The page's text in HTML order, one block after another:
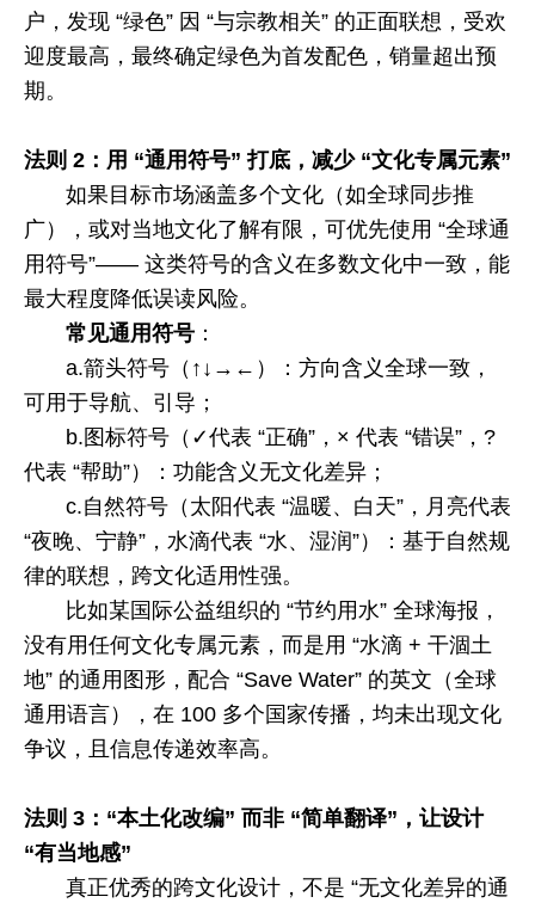
户，发现 “绿色” 因 “与宗教相关” 的正面联想，受欢
迎度最高，最终确定绿色为首发配色，销量超出预
期。
法则 2 ：用 “通用符号” 打底，减少 “文化专属元素”
如果目标市场涵盖多个文化（如全球同步推
广），或对当地文化了解有限，可优先使用 “全球通
用符号”—— 这类符号的含义在多数文化中一致，能
最大程度降低误读风险。
常见通用符号 ：
a.箭头符号（↑↓→←）：方向含义全球一致，
可用于导航、引导；
b.图标符号（ ✓代表 “正确”，× 代表 “错误”， ?
代表 “帮助”）：功能含义无文化差异；
c.自然符号（太阳代表 “温暖、白天”，月亮代表
“夜晚、宁静”，水滴代表 “水、湿润”）：基于自然规
律的联想，跨文化适用性强。
比如某国际公益组织的 “节约用水” 全球海报，
没有用任何文化专属元素，而是用 “水滴 + 干涸土
地” 的通用图形，配合 “Save Water” 的英文（全球
通用语言），在 100 多个国家传播，均未出现文化
争议，且信息传递效率高。
法则 3 ：“本土化改编” 而非 “简单翻译”，让设计
“有当地感”
真正优秀的跨文化设计，不是 “无文化差异的通